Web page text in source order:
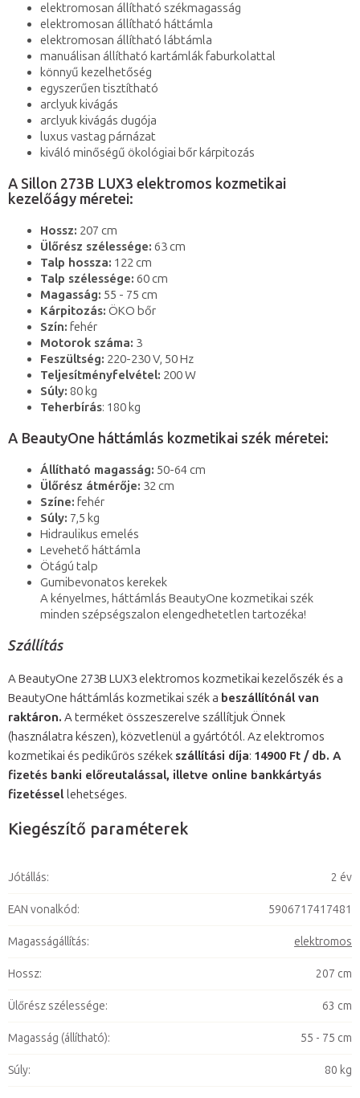
elektromosan állítható székmagasság
elektromosan állítható háttámla
elektromosan állítható lábtámla
manuálisan állítható kartámlák faburkolattal
könnyű kezelhetőség
egyszerűen tisztítható
arclyuk kivágás
arclyuk kivágás dugója
luxus vastag párnázat
kiváló minőségű ökológiai bőr kárpitozás
A Sillon 273B LUX3 elektromos kozmetikai
kezelőágy méretei:
Hossz: 207 cm
Ülőrész szélessége: 63 cm
Talp hossza: 122 cm
Talp szélessége: 60 cm
Magasság: 55 - 75 cm
Kárpitozás: ÖKO bőr
Szín: fehér
Motorok száma: 3
Feszültség: 220-230 V, 50 Hz
Teljesítményfelvétel: 200 W
Súly: 80 kg
Teherbírás: 180 kg
A BeautyOne háttámlás kozmetikai szék méretei:
Állítható magasság: 50-64 cm
Ülőrész átmérője: 32 cm
Színe: fehér
Súly: 7,5 kg
Hidraulikus emelés
Levehető háttámla
Ötágú talp
Gumibevonatos kerekek
A kényelmes, háttámlás BeautyOne kozmetikai szék
minden szépségszalon elengedhetetlen tartozéka!
Szállítás
A BeautyOne 273B LUX3 elektromos kozmetikai kezelőszék és a
BeautyOne háttámlás kozmetikai szék a beszállítónál van
raktáron. A terméket összeszerelve szállítjuk Önnek
(használatra készen), közvetlenül a gyártótól. Az elektromos
kozmetikai és pedikűrös székek szállítási díja: 14900 Ft / db. A
fizetés banki előreutalással, illetve online bankkártyás
fizetéssel lehetséges.
Kiegészítő paraméterek
Jótállás: 2 év
EAN vonalkód: 5906717417481
Magasságállítás: elektromos
Hossz: 207 cm
Ülőrész szélessége: 63 cm
Magasság (állítható): 55 - 75 cm
Súly: 80 kg